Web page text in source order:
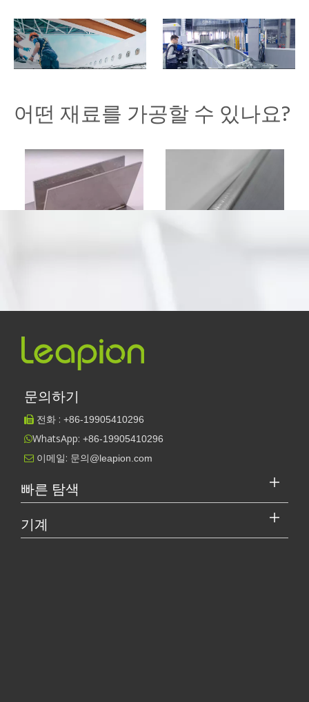
새로운 에너지 광고 장식
어떤 재료를 가공할 수 있나요?
문의하기
 전화 : +86-19905410296
WhatsApp: +86-19905410296
 이메일: 문의@leapion.com
빠른 탐색
기계